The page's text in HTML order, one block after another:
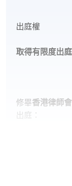
出庭權
取得有限度出
修畢香港律師
出庭：
年或以